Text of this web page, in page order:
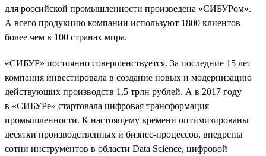
для российской промышленности произведена «СИБУРом».
А всего продукцию компании используют 1800 клиентов
более чем в 100 странах мира.
«СИБУР» постоянно совершенствуется. За последние 15 лет
компания инвестировала в создание новых и модернизацию
действующих производств 1,5 трлн рублей. А в 2017 году
в «СИБУРе» стартовала цифровая трансформация
промышленности. К настоящему времени оптимизированы
десятки производственных и бизнес-процессов, внедрены
сотни инструментов в области Data Science, цифровой